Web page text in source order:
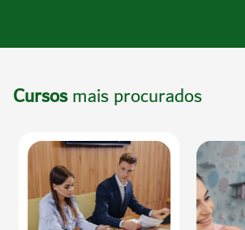
Cursosmais procurados